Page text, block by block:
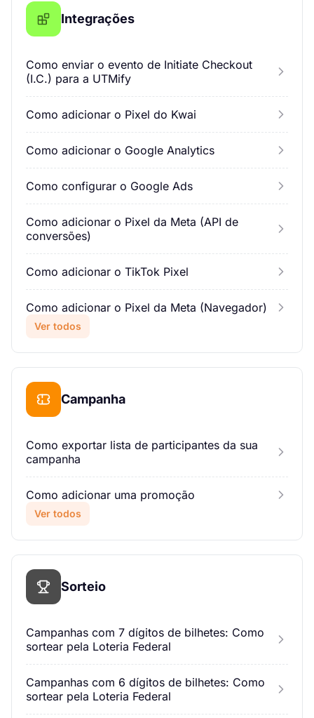
Integrações
Como enviar o evento de Initiate Checkout
(I.C.) para a UTMify
Como adicionar o Pixel do Kwai
Como adicionar o Google Analytics
Como configurar o Google Ads
Como adicionar o Pixel da Meta (API de
conversões)
Como adicionar o TikTok Pixel
Como adicionar o Pixel da Meta (Navegador)
Ver todos
Campanha
Como exportar lista de participantes da sua
campanha
Como adicionar uma promoção
Ver todos
Sorteio
Campanhas com 7 dígitos de bilhetes: Como
sortear pela Loteria Federal
Campanhas com 6 dígitos de bilhetes: Como
sortear pela Loteria Federal